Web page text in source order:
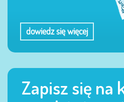
dowiedz się więcej
Zapisz się na